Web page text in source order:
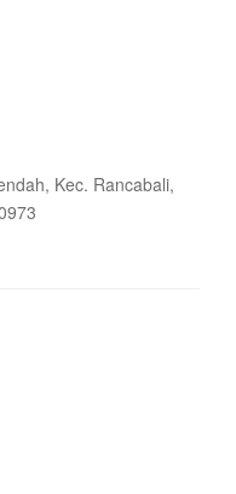
Kec. Rancabali,